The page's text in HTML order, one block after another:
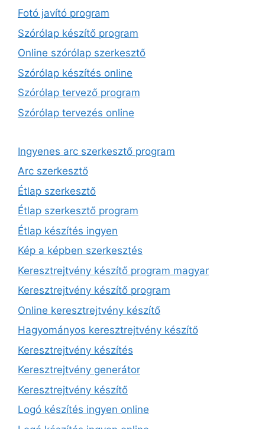
Fotó javító program
Szórólap készítő program
Online szórólap szerkesztő
Szórólap készítés online
Szórólap tervező program
Szórólap tervezés online
Ingyenes arc szerkesztő program
Arc szerkesztő
Étlap szerkesztő
Étlap szerkesztő program
Étlap készítés ingyen
Kép a képben szerkesztés
Keresztrejtvény készítő program magyar
Keresztrejtvény készítő program
Online keresztrejtvény készítő
Hagyományos keresztrejtvény készítő
Keresztrejtvény készítés
Keresztrejtvény generátor
Keresztrejtvény készítő
Logó készítés ingyen online